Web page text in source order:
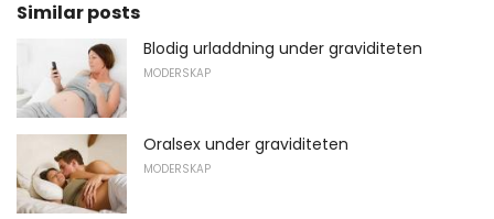
Similar posts
Blodig urladdning under graviditeten
MODERSKAP
Oralsex under graviditeten
MODERSKAP